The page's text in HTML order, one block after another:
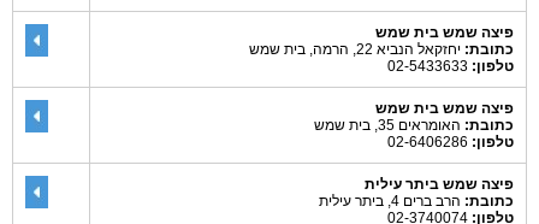
פיצה שמש בית שמש
כתובת: יחזקאל הנביא 22, הרמה, בית שמש
טלפון:
פיצה שמש בית שמש
כתובת: האומראים 35, בית שמש
טלפון:
פיצה שמש ביתר עילית
כתובת: הרב ברים 4, ביתר עילית
טלפון: